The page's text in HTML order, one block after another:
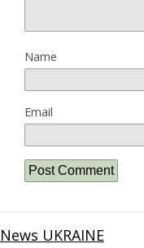
Name
Email
News UKRAINE